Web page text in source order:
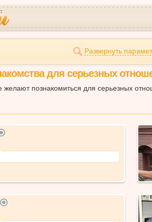
Развернуть
для серьезных
желают познакомиться для серьезных